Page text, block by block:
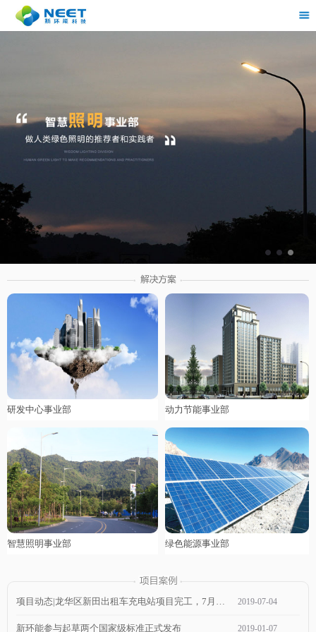
茶
研发中心事业部 动力节能事业部
智慧照明事业部 绿色能源事业部
2019-07-04
新环能参与起草两个国家级标准正式发布 2019-01-07